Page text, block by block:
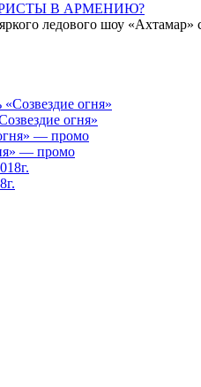
В АРМЕНИЮ?
ледового шоу
огня»
— промо